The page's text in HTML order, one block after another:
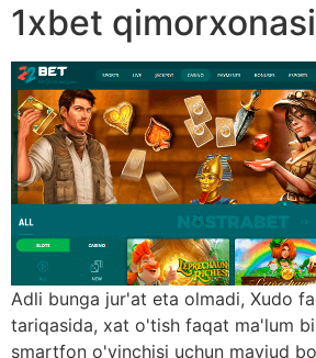
1xbet qimorxonasi
Adli bunga jur'at eta olmadi, Xudo
tariqasida, xat o'tish faqat ma'lum
smartfon o'yinchisi uchun mavjud